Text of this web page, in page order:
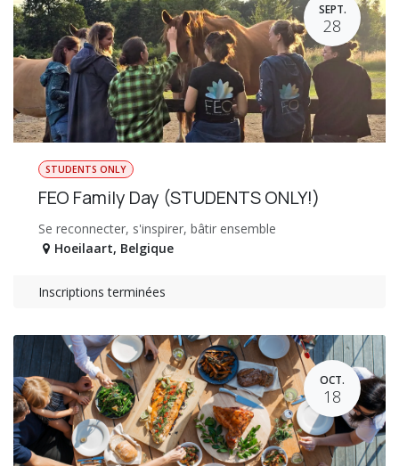
SEPT.
28
STUDENTS ONLY
FEO Family Day (STUDENTS ONLY!)
Se reconnecter, s'inspirer, bâtir ensemble
Hoeilaart, Belgique
Inscriptions terminées
OCT.
18